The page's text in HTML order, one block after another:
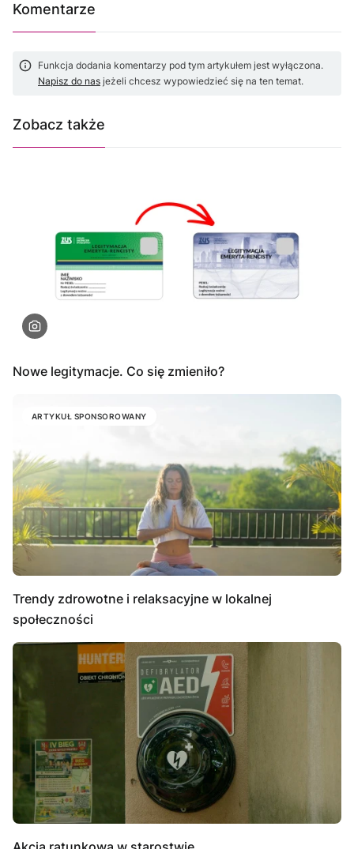
Komentarze
Funkcja dodania komentarzy pod tym artykułem jest wyłączona.
Napisz do nas jeżeli chcesz wypowiedzieć się na ten temat.
Zobacz także
Nowe legitymacje. Co się zmieniło?
ARTYKUŁ SPONSOROWANY
Trendy zdrowotne i relaksacyjne w lokalnej
społeczności